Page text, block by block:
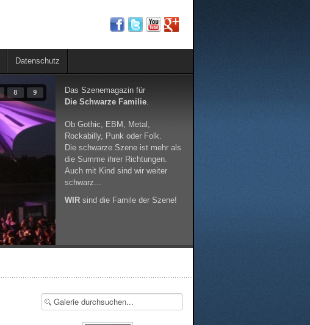
Datenschutz
8 9
Das Szenemagazin für
Die Schwarze Familie.
Ob Gothic, EBM, Metal,
Rockabilly, Punk oder Folk.
Die schwarze Szene ist mehr als
die Summe ihrer Richtungen.
Auch mit Kind sind wir weiter
schwarz...
WIR sind die Famile der Szene!